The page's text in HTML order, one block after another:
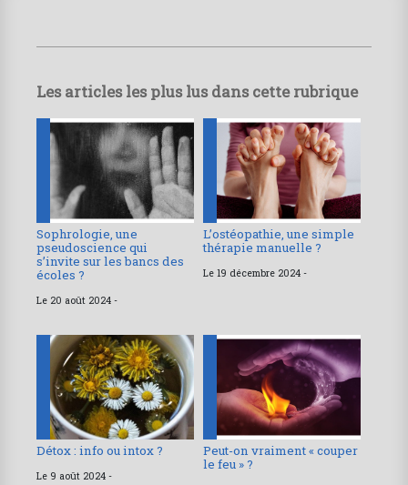
Les articles les plus lus dans cette rubrique
Sophrologie, une
pseudoscience qui
s’invite sur les bancs des
écoles ?
Le 20 août 2024 -
L’ostéopathie, une simple
thérapie manuelle ?
Le 19 décembre 2024 -
Détox : info ou intox ?
Le 9 août 2024 -
Peut-on vraiment « couper
le feu » ?